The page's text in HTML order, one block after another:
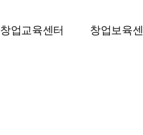
창업교육센터 창업보육